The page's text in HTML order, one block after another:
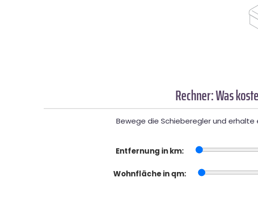
Rechner: Was
Bewege die Schieberegler und
Entfernung in km:
Wohnfläche in qm: